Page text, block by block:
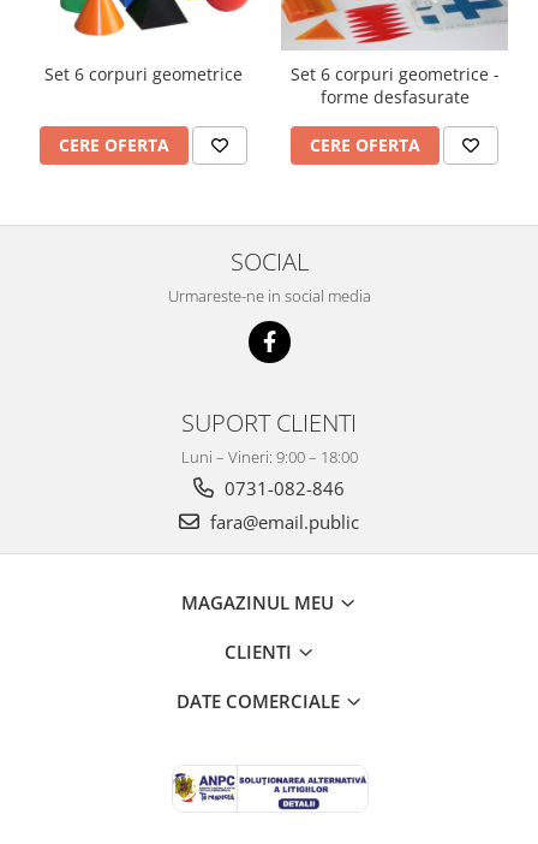
Tehnologie Educationala
Kit Robotic Educational
Mobilier Invatamant
Mobilier Depozitare
Set Banca si Scaune Elevi
Dulapuri,Biblioteci si Cuiere
Mobilier Laboratoare
Catedre si mese
Catedre,Mese,Birouri
Materiale Didactice si Jocuri
Set 6 corpuri geometrice
CERE OFERTA
Set 6 corpuri geometrice -
forme desfasurate
CERE OFERTA
SOCIAL
Urmareste-ne in social media
SUPORT CLIENTI
Luni – Vineri: 9:00 – 18:00
0731-082-846
fara@email.public
MAGAZINUL MEU
CLIENTI
DATE COMERCIALE